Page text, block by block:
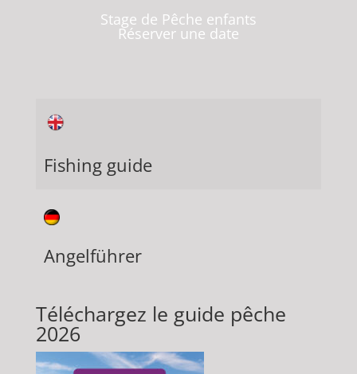
Stage de Pêche enfants
Réserver une date
Fishing guide
Angelführer
Téléchargez le guide pêche
2026